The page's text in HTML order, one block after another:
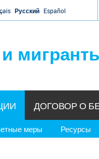
Русский Español
меры Ресурсы
ДОГОВОР О